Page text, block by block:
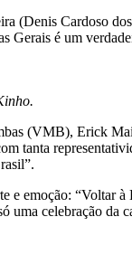
(Denis Cardoso
é um
(VMB), Erick
tanta
e emoção:
celebração